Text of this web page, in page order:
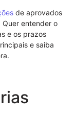
de aprovados
entender o
e os prazos
e saiba